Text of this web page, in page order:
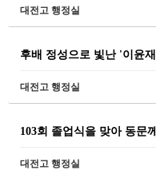
대전고 행정실
후배 정성으로 빛난 '이윤
대전고 행정실
103회 졸업식을 맞아 동문
대전고 행정실